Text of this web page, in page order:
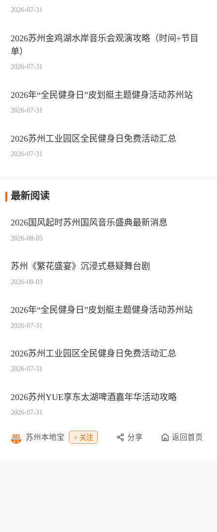
苏州本地宝 + 关注 分享 返回首页
2026-07-31
2026苏州金鸡湖水岸音乐会观演攻略（时间+节目
单）
2026-07-31
2026年“全民健身日”皮划艇主题健身活动苏州站
2026-07-31
2026苏州工业园区全民健身日免费活动汇总
2026-07-31
最新阅读
2026国风起时苏州国风音乐盛典最新消息
2026-08-05
苏州《繁花盛宴》沉浸式悬疑舞台剧
2026-08-03
2026年“全民健身日”皮划艇主题健身活动苏州站
2026-07-31
2026苏州工业园区全民健身日免费活动汇总
2026-07-31
2026苏州YUE享东太湖啤酒嘉年华活动攻略
2026-07-31
2026苏州科技城科村有歌音乐会观演攻略（歌单